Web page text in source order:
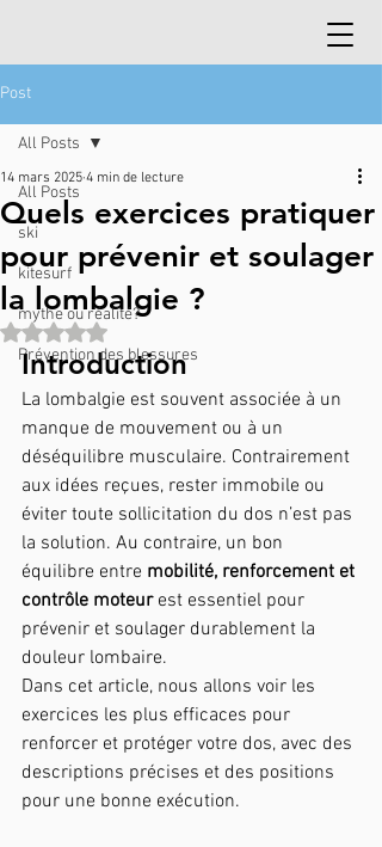
Post
All Posts
ski
kitesurf
mythe ou réalité?
Prévention des blessures
All Posts
Quels exercices pratiquer
pour prévenir et soulager
la lombalgie ?
14 mars 2025 4 min de lecture
Noté NaN étoiles sur 5.
Introduction
La lombalgie est souvent associée à un
manque de mouvement ou à un
déséquilibre musculaire. Contrairement
aux idées reçues, rester immobile ou
éviter toute sollicitation du dos n’est pas
la solution. Au contraire, un bon
équilibre entre mobilité, renforcement et
contrôle moteur est essentiel pour
prévenir et soulager durablement la
douleur lombaire.
Dans cet article, nous allons voir les
exercices les plus efficaces pour
renforcer et protéger votre dos, avec des
descriptions précises et des positions
pour une bonne exécution.